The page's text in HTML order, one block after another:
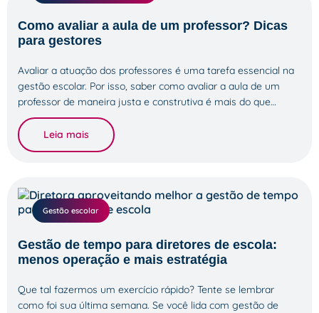
Como avaliar a aula de um professor? Dicas
para gestores
Avaliar a atuação dos professores é uma tarefa essencial na
gestão escolar. Por isso, saber como avaliar a aula de um
professor de maneira justa e construtiva é mais do que…
Leia mais
Gestão escolar
Gestão de tempo para diretores de escola:
menos operação e mais estratégia
Que tal fazermos um exercício rápido? Tente se lembrar
como foi sua última semana. Se você lida com gestão de